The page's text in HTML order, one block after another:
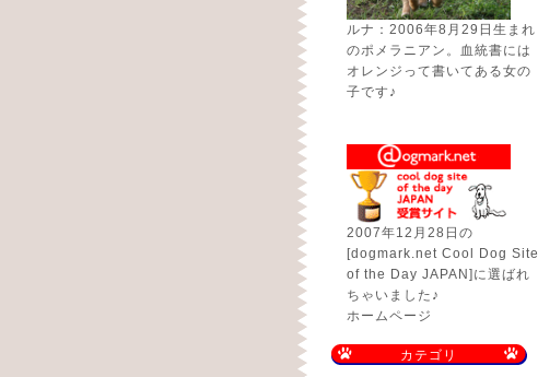
ルナ：2006年8月29日生まれ
のポメラニアン。血統書には
オレンジって書いてある女の
子です♪
2007年12月28日の
[dogmark.net Cool Dog Site
of the Day JAPAN]に選ばれ
ちゃいました♪
ホームページ
カテゴリ